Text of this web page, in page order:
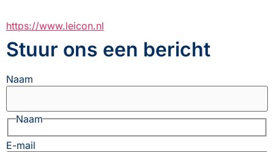
https://www.leicon.nl
Stuur ons een bericht
Naam
Naam
E-mail